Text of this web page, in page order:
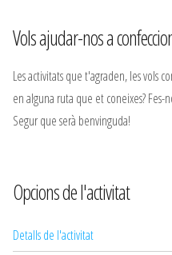
Vols ajudar-nos a
Les activitats que t'agraden, les vols
en alguna ruta que et coneixes? Fes-
Segur que serà benvinguda!
Opcions de l'activitat
Detalls de l'activitat